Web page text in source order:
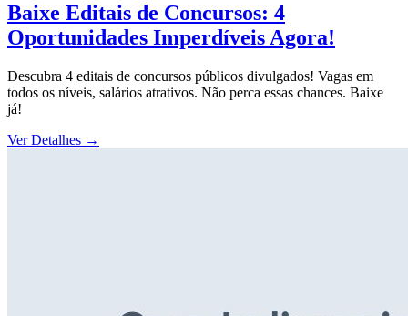
Baixe Editais de Concursos: 4
Oportunidades Imperdíveis Agora!
Descubra 4 editais de concursos públicos divulgados! Vagas em
todos os níveis, salários atrativos. Não perca essas chances. Baixe
já!
Ver Detalhes →